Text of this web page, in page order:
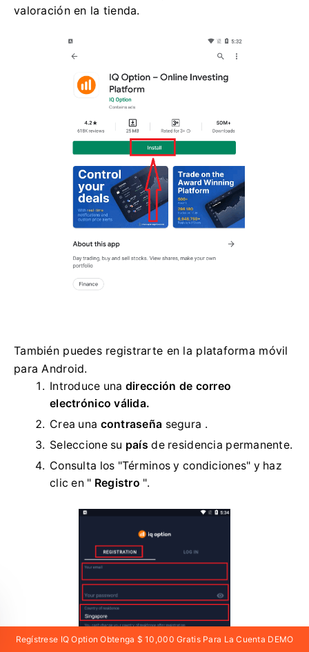
valoración en la tienda.
También puedes registrarte en la plataforma móvil
para Android.
Introduce una dirección de correo
electrónico válida.
Crea una contraseña segura .
Seleccione su país de residencia permanente.
Consulta los "Términos y condiciones" y haz
clic en " Registro ".
Regístrese IQ Option Obtenga $ 10,000 Gratis Para La Cuenta DEMO